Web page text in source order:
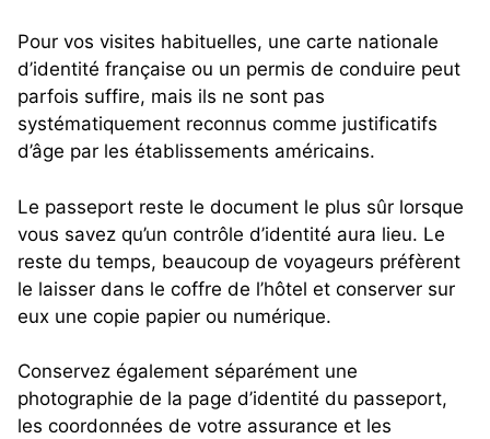
Pour vos visites habituelles, une carte nationale
d’identité française ou un permis de conduire peut
parfois suffire, mais ils ne sont pas
systématiquement reconnus comme justificatifs
d’âge par les établissements américains.
Le passeport reste le document le plus sûr lorsque
vous savez qu’un contrôle d’identité aura lieu. Le
reste du temps, beaucoup de voyageurs préfèrent
le laisser dans le coffre de l’hôtel et conserver sur
eux une copie papier ou numérique.
Conservez également séparément une
photographie de la page d’identité du passeport,
les coordonnées de votre assurance et les